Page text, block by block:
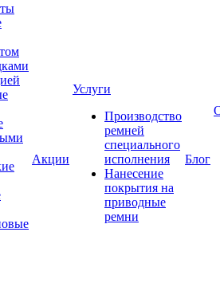
Акции
Услуги
Производство
ремней
специального
исполнения
Нанесение
покрытия на
приводные
ремни
Блог